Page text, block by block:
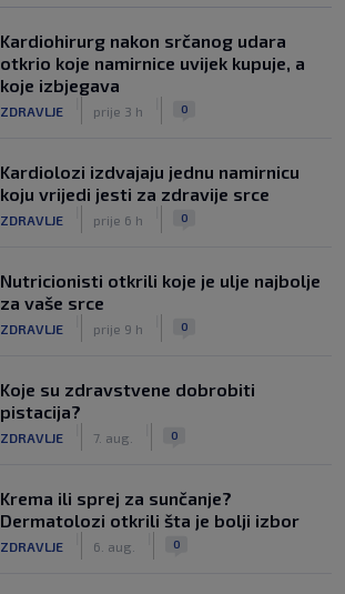
Kardiohirurg nakon srčanog udara
otkrio koje namirnice uvijek kupuje, a
koje izbjegava
ZDRAVLJE prije 3 h 0
Kardiolozi izdvajaju jednu namirnicu
koju vrijedi jesti za zdravije srce
ZDRAVLJE prije 6 h 0
Nutricionisti otkrili koje je ulje najbolje
za vaše srce
ZDRAVLJE prije 9 h 0
Koje su zdravstvene dobrobiti
pistacija?
ZDRAVLJE 7. aug. 0
Krema ili sprej za sunčanje?
Dermatolozi otkrili šta je bolji izbor
ZDRAVLJE 6. aug. 0